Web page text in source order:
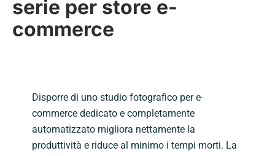
serie per store e-
commerce
Disporre di uno studio fotografico per e-
commerce dedicato e completamente
automatizzato migliora nettamente la
produttività e riduce al minimo i tempi morti. La